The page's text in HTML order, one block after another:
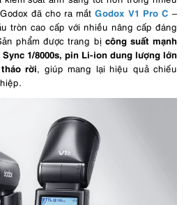
đã cho ra mắtGodox V1 Pro C –
tròn cao cấp với nhiều nâng cấp đáng
phẩm được trang bị công suất mạnh
1/8000s, pin Li-ion dung lượng lớn
rời, giúp mang lại hiệu quả chiếu